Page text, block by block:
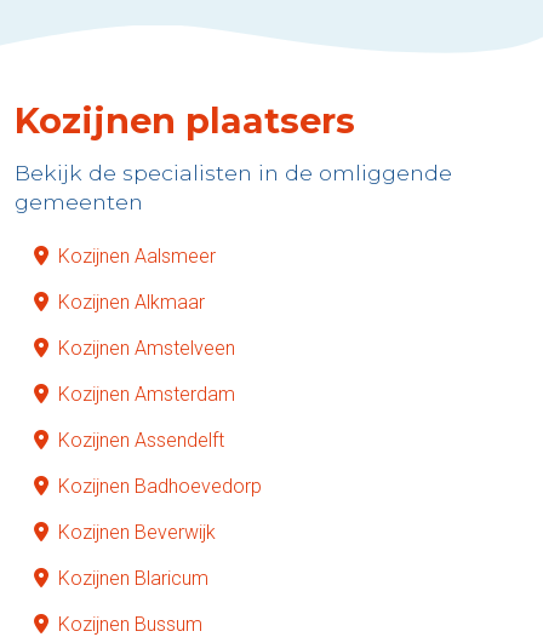
Kozijnen plaatsers
Bekijk de specialisten in de omliggende
gemeenten
Kozijnen Aalsmeer
Kozijnen Alkmaar
Kozijnen Amstelveen
Kozijnen Amsterdam
Kozijnen Assendelft
Kozijnen Badhoevedorp
Kozijnen Beverwijk
Kozijnen Blaricum
Kozijnen Bussum